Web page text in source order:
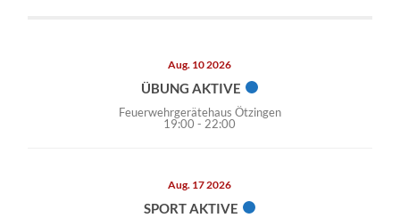
Aug. 10 2026
ÜBUNG AKTIVE
Feuerwehrgerätehaus Ötzingen
19:00 - 22:00
Aug. 17 2026
SPORT AKTIVE